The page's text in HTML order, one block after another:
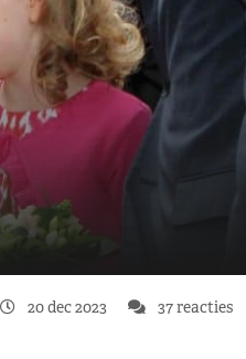
20 dec 2023 37 reacties